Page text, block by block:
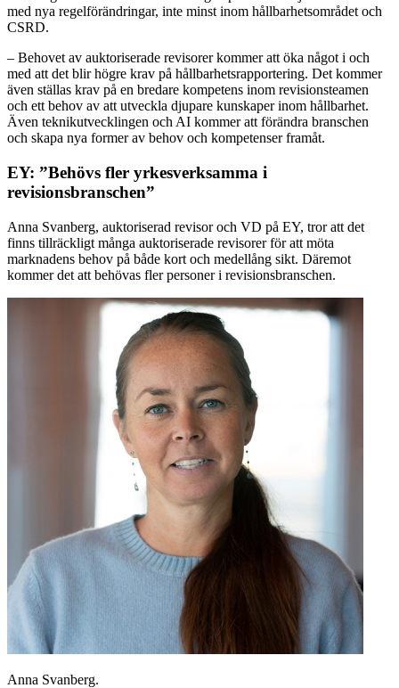
med nya regelförändringar, inte minst inom hållbarhetsområdet och
CSRD.
– Behovet av auktoriserade revisorer kommer att öka något i och
med att det blir högre krav på hållbarhetsrapportering. Det kommer
även ställas krav på en bredare kompetens inom revisionsteamen
och ett behov av att utveckla djupare kunskaper inom hållbarhet.
Även teknikutvecklingen och AI kommer att förändra branschen
och skapa nya former av behov och kompetenser framåt.
EY: ”Behövs fler yrkesverksamma i
revisionsbranschen”
Anna Svanberg, auktoriserad revisor och VD på EY, tror att det
finns tillräckligt många auktoriserade revisorer för att möta
marknadens behov på både kort och medellång sikt. Däremot
kommer det att behövas fler personer i revisionsbranschen.
Anna Svanberg.